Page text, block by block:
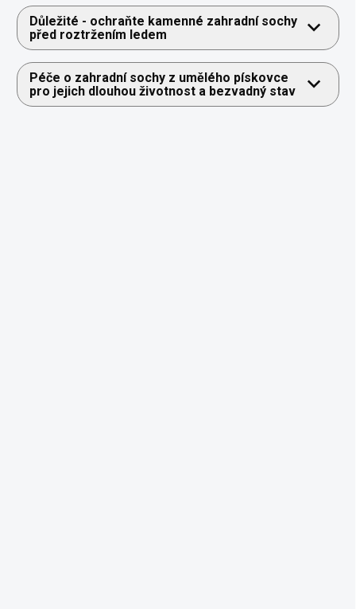
Důležité - ochraňte kamenné zahradní sochy
před roztržením ledem
Péče o zahradní sochy z umělého pískovce
pro jejich dlouhou životnost a bezvadný stav